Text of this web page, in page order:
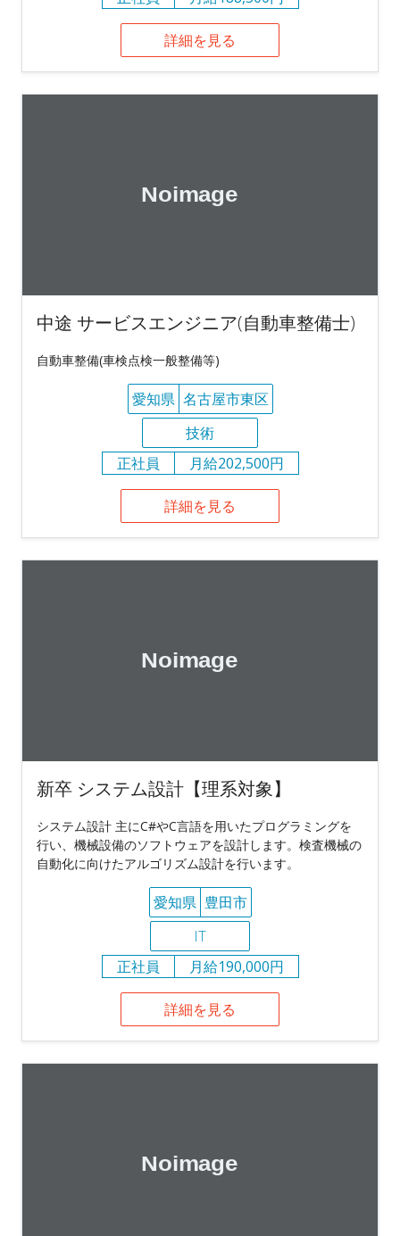
詳細を見る
中途 サービスエンジニア(自動車整備士)
自動車整備(車検点検一般整備等)
愛知県 名古屋市東区
技術
正社員
月給202,500円
詳細を見る
新卒 システム設計【理系対象】
システム設計 主にC#やC言語を用いたプログラミングを
行い、機械設備のソフトウェアを設計します。検査機械の
自動化に向けたアルゴリズム設計を行います。
愛知県 豊田市
IT
正社員
月給190,000円
詳細を見る